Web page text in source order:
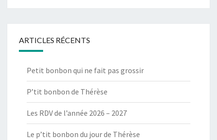
ARTICLES RÉCENTS
Petit bonbon qui ne fait pas grossir
P’tit bonbon de Thérèse
Les RDV de l’année 2026 – 2027
Le p’tit bonbon du jour de Thérèse